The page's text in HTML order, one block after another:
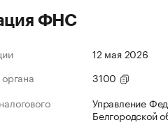
ФНС
12 мая 2026
3100
Управление
Белгородской